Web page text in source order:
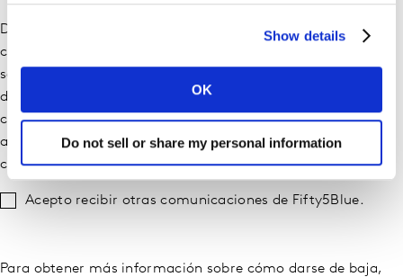
Show details
OK
Do not sell or share my personal information
De vez en cuando, nos gustaría ponernos en contacto
contigo para informarte sobre nuestros productos y
servicios, así como sobre otros contenidos que puedan ser
de tu interés. Si estás de acuerdo en que nos pongamos en
contacto contigo con este fin, por favor marca la casilla de
abajo para decir cómo te gustaría que nos pusiéramos en
contacto contigo.
Acepto recibir otras comunicaciones de Fifty5Blue.
Para obtener más información sobre cómo darse de baja,